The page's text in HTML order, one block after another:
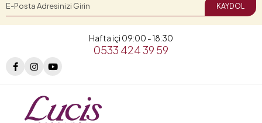
KAYDOL
Hafta içi 09:00 - 18:30
0533 424 39 59